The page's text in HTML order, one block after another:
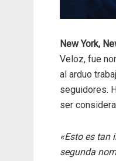
New York,
Veloz, fue
al arduo
seguidores.
ser
«Esto es tan
segunda